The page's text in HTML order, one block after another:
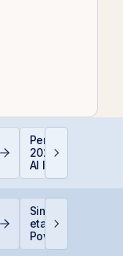
Perspective
2026: De la
AI la Noua
Economică
Simtel Team
etapizat 14% din
Power pentru
lei și își reduce